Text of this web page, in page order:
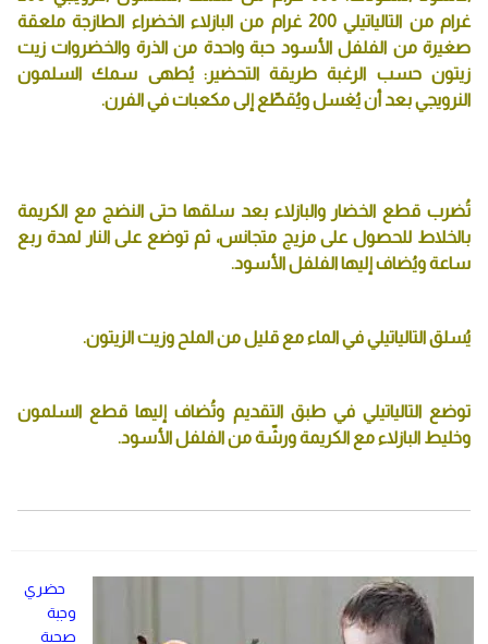
غرام من التالياتيلي 200 غرام من البازلاء الخضراء الطازجة ملعقة
صغيرة من الفلفل الأسود حبة واحدة من الذرة والخضروات زيت
زيتون حسب الرغبة طريقة التحضير: يُطهى سمك السلمون
النرويجي بعد أن يُغسل ويُقطّع إلى مكعبات في الفرن.
تُضرب قطع الخضار والبازلاء بعد سلقها حتى النضج مع الكريمة
بالخلاط للحصول على مزيج متجانس، ثم توضع على النار لمدة ربع
ساعة ويُضاف إليها الفلفل الأسود.
يُسلق التالياتيلي في الماء مع قليل من الملح وزيت الزيتون.
توضع التالياتيلي في طبق التقديم وتُضاف إليها قطع السلمون
وخليط البازلاء مع الكريمة ورشّة من الفلفل الأسود.
حضري
وجبة
صحية